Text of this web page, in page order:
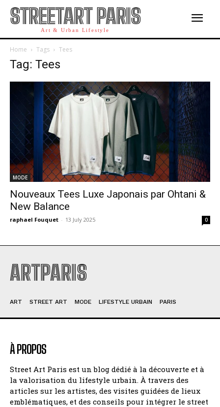
STREETART PARIS
Art & Urban Lifestyle
Home Tags Tees
Tag: Tees
MODE
Nouveaux Tees Luxe Japonais par Ohtani &
New Balance
raphael Fouquet - 13 July 2025 0
ARTPARIS
ART STREET ART MODE LIFESTYLE URBAIN PARIS
À PROPOS
Street Art Paris est un blog dédié à la découverte et à
la valorisation du lifestyle urbain. À travers des
articles sur les artistes, des visites guidées de lieux
emblématiques, et des conseils pour intégrer le street